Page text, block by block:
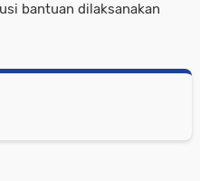
bantuan dilaksanakan